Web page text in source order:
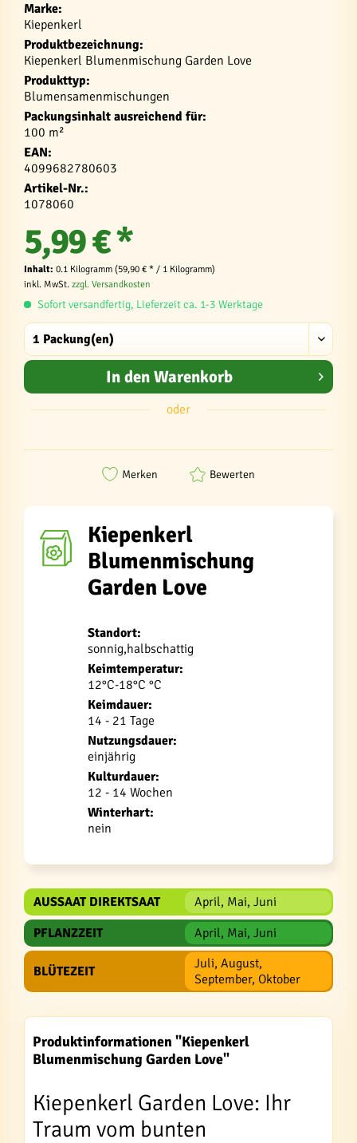
Marke:
Kiepenkerl
Produktbezeichnung:
Kiepenkerl Blumenmischung Garden Love
Produkttyp:
Blumensamenmischungen
Packungsinhalt ausreichend für:
100 m²
EAN:
4099682780603
Artikel-Nr.:
1078060
5,99 € *
Inhalt: 0.1 Kilogramm (59,90 € * / 1 Kilogramm)
inkl. MwSt. zzgl. Versandkosten
Sofort versandfertig, Lieferzeit ca. 1-3 Werktage
In den Warenkorb
oder
Merken Bewerten
Kiepenkerl
Blumenmischung
Garden Love
Standort:
sonnig,halbschattig
Keimtemperatur:
12°C-18°C °C
Keimdauer:
14 - 21 Tage
Nutzungsdauer:
einjährig
Kulturdauer:
12 - 14 Wochen
Winterhart:
nein
AUSSAAT DIREKTSAAT
April, Mai, Juni
PFLANZZEIT
April, Mai, Juni
BLÜTEZEIT
Juli, August,
September, Oktober
Produktinformationen "Kiepenkerl
Blumenmischung Garden Love"
Kiepenkerl Garden Love: Ihr
Traum vom bunten